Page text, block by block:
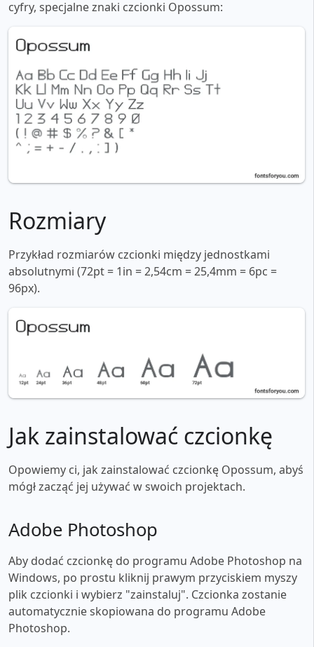
cyfry, specjalne znaki czcionki Opossum:
Rozmiary
Przykład rozmiarów czcionki między jednostkami
absolutnymi (72pt = 1in = 2,54cm = 25,4mm = 6pc =
96px).
Jak zainstalować czcionkę
Opowiemy ci, jak zainstalować czcionkę Opossum, abyś
mógł zacząć jej używać w swoich projektach.
Adobe Photoshop
Aby dodać czcionkę do programu Adobe Photoshop na
Windows, po prostu kliknij prawym przyciskiem myszy
plik czcionki i wybierz "zainstaluj". Czcionka zostanie
automatycznie skopiowana do programu Adobe
Photoshop.